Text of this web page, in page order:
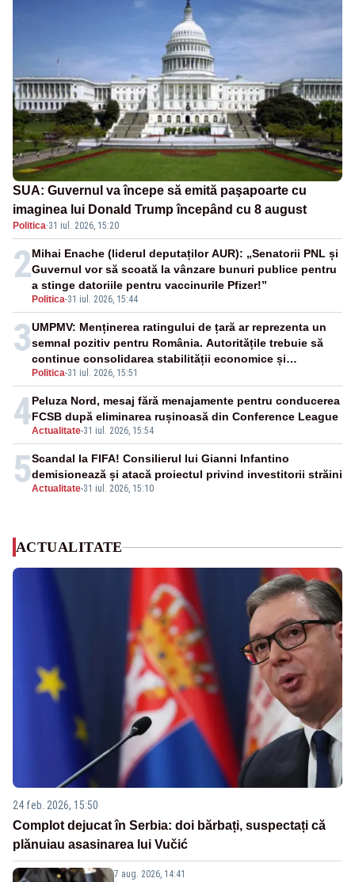
SUA: Guvernul va începe să emită paşapoarte cu
imaginea lui Donald Trump începând cu 8 august
Politica·31 iul. 2026, 15:20
2
Politica-31 iul. 2026, 15:44
Mihai Enache (liderul deputaților AUR): „Senatorii PNL și
Guvernul vor să scoată la vânzare bunuri publice pentru
a stinge datoriile pentru vaccinurile Pfizer!”
3
Politica-31 iul. 2026, 15:51
UMPMV: Menținerea ratingului de țară ar reprezenta un
semnal pozitiv pentru România. Autoritățile trebuie să
continue consolidarea stabilității economice și
financiare
4Actualitate-31 iul. 2026, 15:54
Peluza Nord, mesaj fără menajamente pentru conducerea
FCSB după eliminarea rușinoasă din Conference League
5Actualitate-31 iul. 2026, 15:10
Scandal la FIFA! Consilierul lui Gianni Infantino
demisionează și atacă proiectul privind investitorii străini
ACTUALITATE
24 feb. 2026, 15:50
Complot dejucat în Serbia: doi bărbați, suspectați că
plănuiau asasinarea lui Vučić
7 aug. 2026, 14:41